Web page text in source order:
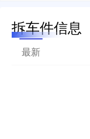
拆车件信息
最新